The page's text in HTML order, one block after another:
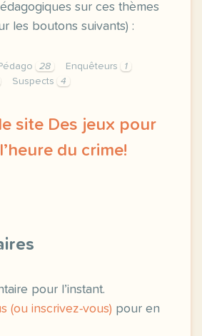
sur ces thèmes
les boutons suivants) :
28 Enquêteurs
1
Suspects 4
site Des jeux pour
du crime!
pour l’instant.
(ou inscrivez-vous) pour en